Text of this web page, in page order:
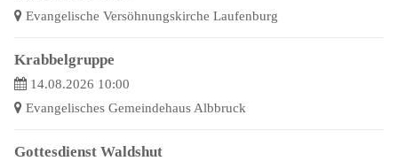
Evangelische Versöhnungskirche Laufenburg
Krabbelgruppe
14.08.2026 10:00
Evangelisches Gemeindehaus Albbruck
Gottesdienst Waldshut